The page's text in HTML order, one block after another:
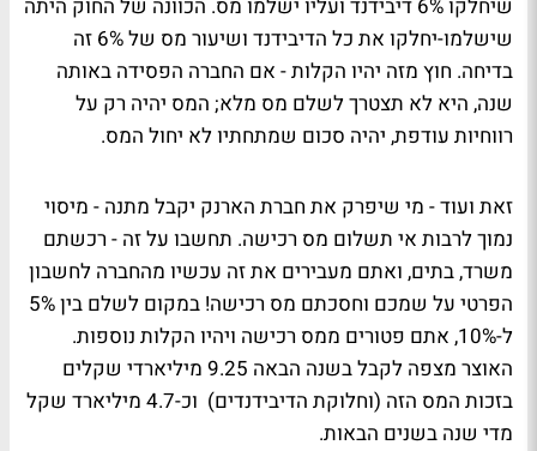
שיחלקו 6% דיבידנד ועליו ישלמו מס. הכוונה של החוק היתה
שישלמו-יחלקו את כל הדיבידנד ושיעור מס של 6% זה
בדיחה. חוץ מזה יהיו הקלות - אם החברה הפסידה באותה
שנה, היא לא תצטרך לשלם מס מלא; המס יהיה רק על
רווחיות עודפת, יהיה סכום שמתחתיו לא יחול המס.
זאת ועוד - מי שיפרק את חברת הארנק יקבל מתנה - מיסוי
נמוך לרבות אי תשלום מס רכישה. תחשבו על זה - רכשתם
משרד, בתים, ואתם מעבירים את זה עכשיו מהחברה לחשבון
הפרטי על שמכם וחסכתם מס רכישה! במקום לשלם בין 5%
ל-10%, אתם פטורים ממס רכישה ויהיו הקלות נוספות.
האוצר מצפה לקבל בשנה הבאה 9.25 מיליארדי שקלים
בזכות המס הזה (וחלוקת הדיבידנדים) וכ-4.7 מיליארד שקל
מדי שנה בשנים הבאות.